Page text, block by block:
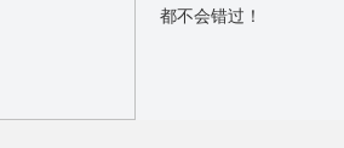
都不会错过！